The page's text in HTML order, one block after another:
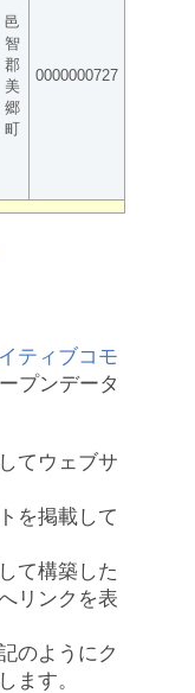
邑
智
郡
美
郷
町
0000000727
ティブコモ
プンデータ
てウェブサ
を掲載して
て構築した
リンクを表
のようにク
ます。